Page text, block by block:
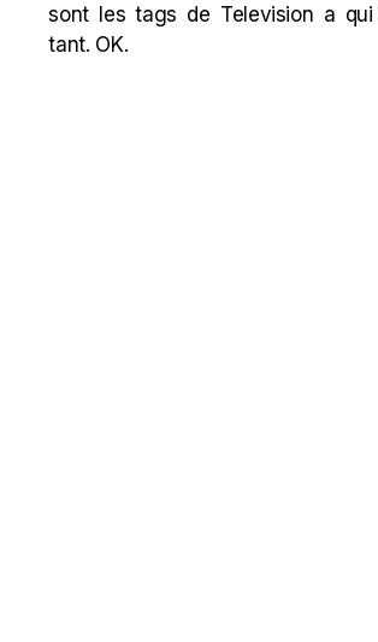
sont les tags de Television a qui
tant. OK.